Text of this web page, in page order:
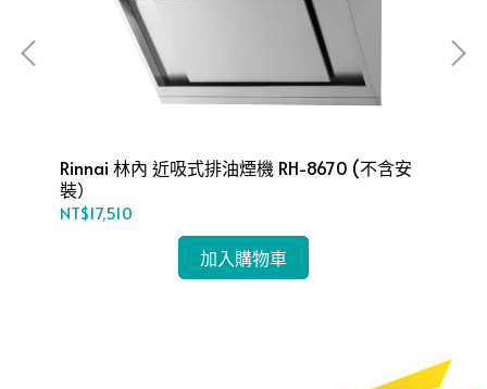
Rinnai 林內 近吸式排油煙機 RH-8670 (不含安
裝）
NT$17,510
加入購物車